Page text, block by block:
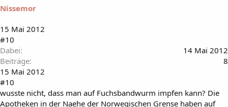
Nissemor
15 Mai 2012
#10
Dabei
14 Mai 2012
Beiträge
8
15 Mai 2012
#10
wusste nicht, dass man auf Fuchsbandwurm impfen kann? Die
Apotheken in der Naehe der Norwegischen Grense haben auf